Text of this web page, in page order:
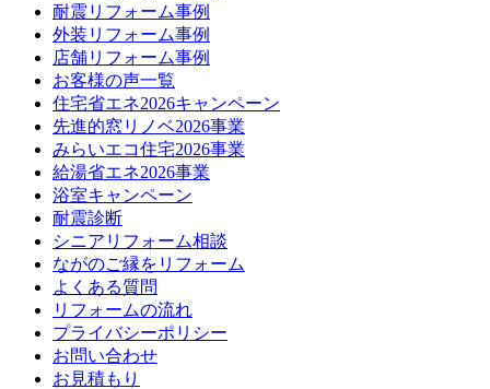
耐震リフォーム事例
外装リフォーム事例
店舗リフォーム事例
お客様の声一覧
住宅省エネ2026キャンペーン
先進的窓リノベ2026事業
みらいエコ住宅2026事業
給湯省エネ2026事業
浴室キャンペーン
耐震診断
シニアリフォーム相談
ながのご縁をリフォーム
よくある質問
リフォームの流れ
プライバシーポリシー
お問い合わせ
お見積もり